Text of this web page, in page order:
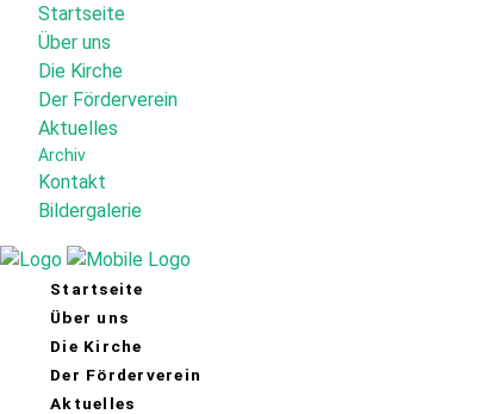
Startseite
Über uns
Die Kirche
Der Förderverein
Aktuelles
Archiv
Kontakt
Bildergalerie
Startseite
Über uns
Die Kirche
Der Förderverein
Aktuelles